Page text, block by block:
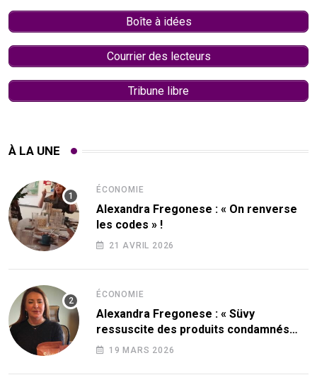
Boîte à idées
Courrier des lecteurs
Tribune libre
À LA UNE
ÉCONOMIE
Alexandra Fregonese : « On renverse
les codes » !
21 AVRIL 2026
ÉCONOMIE
Alexandra Fregonese : « Süvy
ressuscite des produits condamnés
par le sucre ! »
19 MARS 2026